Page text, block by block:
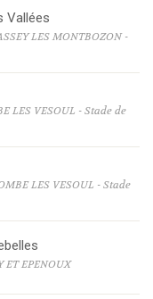
Vallées
LES MONTBOZON -
LES VESOUL - Stade de
LES VESOUL - Stade
ET EPENOUX